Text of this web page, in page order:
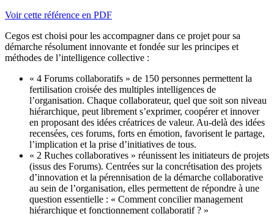
Voir cette référence en PDF
Cegos est choisi pour les accompagner dans ce projet pour sa
démarche résolument innovante et fondée sur les principes et
méthodes de l’intelligence collective :
« 4 Forums collaboratifs » de 150 personnes permettent la
fertilisation croisée des multiples intelligences de
l’organisation. Chaque collaborateur, quel que soit son niveau
hiérarchique, peut librement s’exprimer, coopérer et innover
en proposant des idées créatrices de valeur. Au-delà des idées
recensées, ces forums, forts en émotion, favorisent le partage,
l’implication et la prise d’initiatives de tous.
« 2 Ruches collaboratives » réunissent les initiateurs de projets
(issus des Forums). Centrées sur la concrétisation des projets
d’innovation et la pérennisation de la démarche collaborative
au sein de l’organisation, elles permettent de répondre à une
question essentielle : « Comment concilier management
hiérarchique et fonctionnement collaboratif ? »